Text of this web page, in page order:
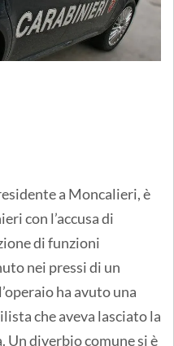
a Moncalieri, è
con l’accusa di
di funzioni
nei pressi di un
ha avuto una
che aveva lasciato la
diverbio comune si è